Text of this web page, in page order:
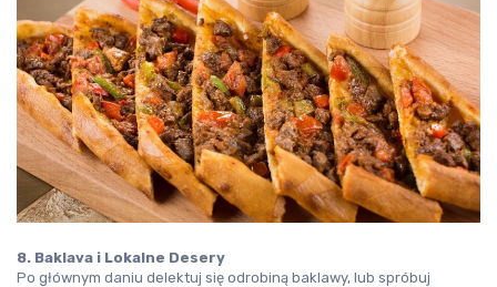
8. Baklava i Lokalne Desery
Po głównym daniu delektuj się odrobiną baklawy, lub spróbuj